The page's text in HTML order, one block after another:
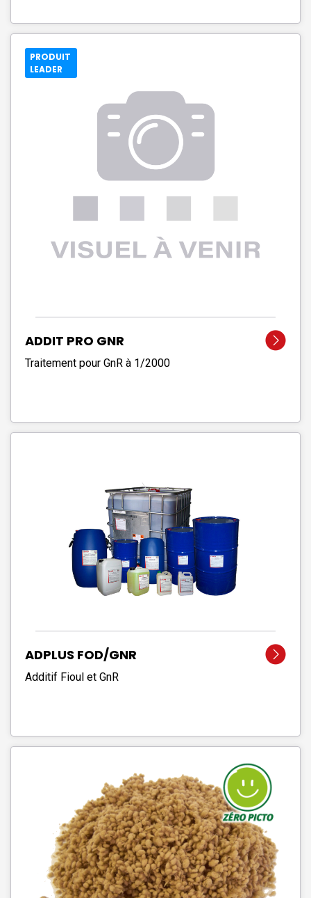
PRODUIT
LEADER
ADDIT PRO GNR
Traitement pour GnR à 1/2000
ADPLUS FOD/GNR
Additif Fioul et GnR